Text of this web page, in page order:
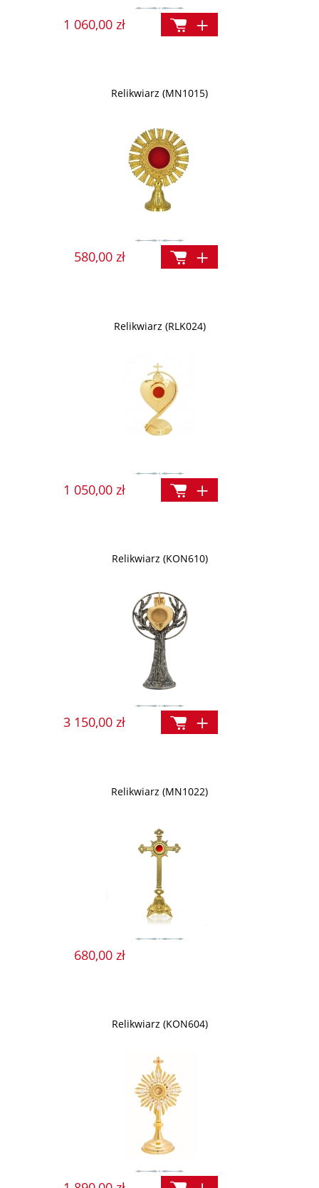
1 060,00 zł
Relikwiarz (MN1015)
580,00 zł
Relikwiarz (RLK024)
1 050,00 zł
Relikwiarz (KON610)
3 150,00 zł
Relikwiarz (MN1022)
680,00 zł
Relikwiarz (KON604)